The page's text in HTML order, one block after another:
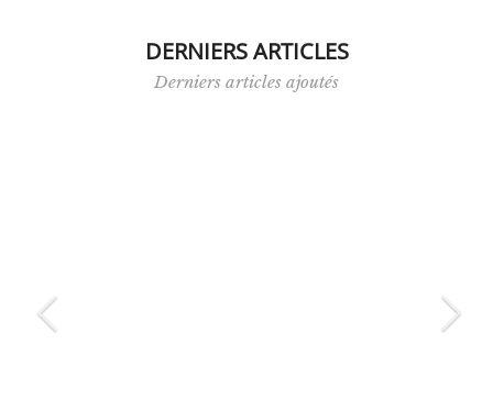
DERNIERS ARTICLES
Derniers articles ajoutés